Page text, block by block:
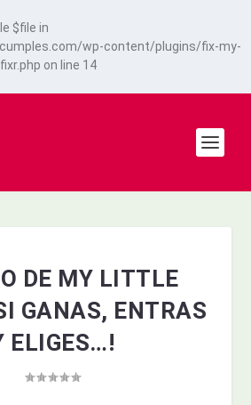
$file in
wp-content/plugins/fix-my-
on line 14
DE MY LITTLE
GANAS, ENTRAS
ELIGES…!